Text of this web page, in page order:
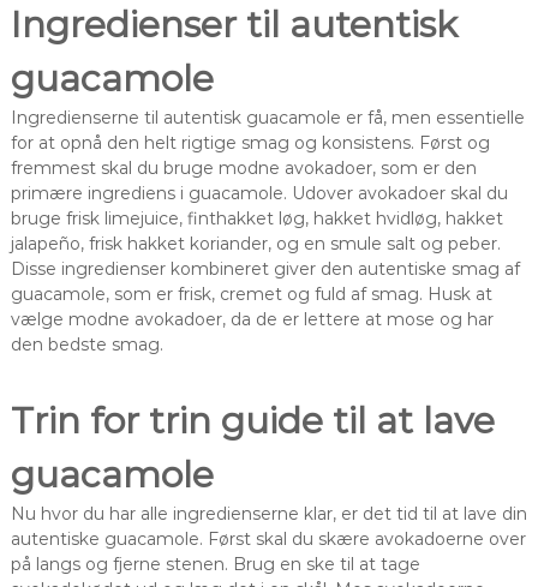
Ingredienser til autentisk
guacamole
Ingredienserne til autentisk guacamole er få, men essentielle
for at opnå den helt rigtige smag og konsistens. Først og
fremmest skal du bruge modne avokadoer, som er den
primære ingrediens i guacamole. Udover avokadoer skal du
bruge frisk limejuice, finthakket løg, hakket hvidløg, hakket
jalapeño, frisk hakket koriander, og en smule salt og peber.
Disse ingredienser kombineret giver den autentiske smag af
guacamole, som er frisk, cremet og fuld af smag. Husk at
vælge modne avokadoer, da de er lettere at mose og har
den bedste smag.
Trin for trin guide til at lave
guacamole
Nu hvor du har alle ingredienserne klar, er det tid til at lave din
autentiske guacamole. Først skal du skære avokadoerne over
på langs og fjerne stenen. Brug en ske til at tage